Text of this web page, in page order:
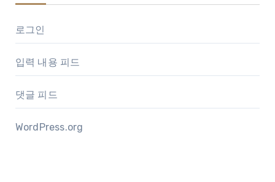
로그인
입력 내용 피드
댓글 피드
WordPress.org